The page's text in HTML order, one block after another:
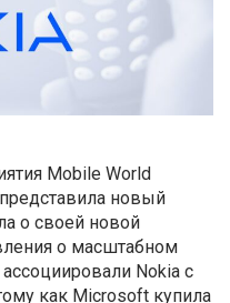
Mobile World
новый
о своей новой
о масштабном
Nokia с
как Microsoft купила